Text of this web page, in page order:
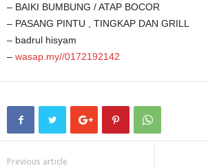
– BAIKI BUMBUNG / ATAP BOCOR
– PASANG PINTU , TINGKAP DAN GRILL
– badrul hisyam
– wasap.my//0172192142
Previous article